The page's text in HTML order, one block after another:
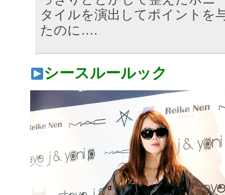
タイルを演出してポイントを
たのに….
シースルールック